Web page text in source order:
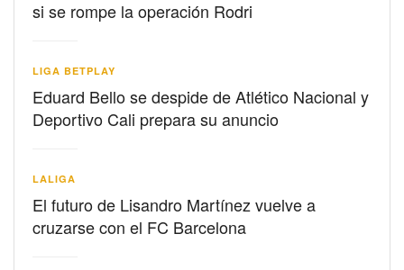
si se rompe la operación Rodri
LIGA BETPLAY
Eduard Bello se despide de Atlético Nacional y
Deportivo Cali prepara su anuncio
LALIGA
El futuro de Lisandro Martínez vuelve a
cruzarse con el FC Barcelona